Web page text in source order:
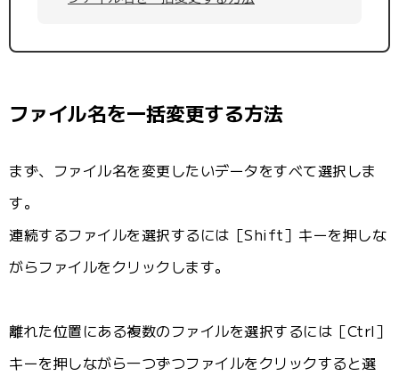
ファイル名を一括変更する方法
まず、ファイル名を変更したいデータをすべて選択しま
す。
連続するファイルを選択するには［Shift］キーを押しな
がらファイルをクリックします。
離れた位置にある複数のファイルを選択するには［Ctrl］
キーを押しながら一つずつファイルをクリックすると選